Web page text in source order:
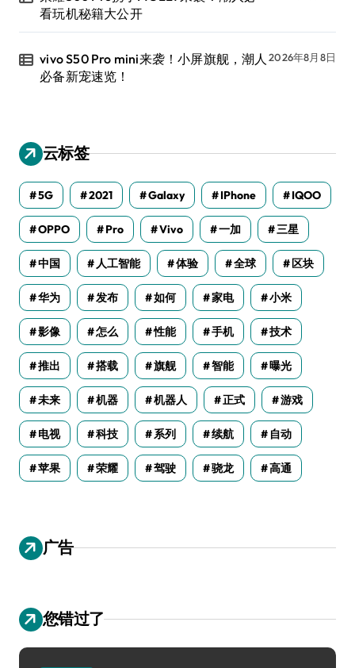
看玩机秘籍大公开
vivo S50 Pro mini来袭！小屏旗舰，潮人
必备新宠速览！
2026年8月8日
云标签
5G 2021 Galaxy IPhone IQOO
OPPO Pro Vivo 一加 三星
中国 人工智能 体验 全球 区块
华为 发布 如何 家电 小米
影像 怎么 性能 手机 技术
推出 搭载 旗舰 智能 曝光
未来 机器 机器人 正式 游戏
电视 科技 系列 续航 自动
苹果 荣耀 驾驶 骁龙 高通
广告
您错过了